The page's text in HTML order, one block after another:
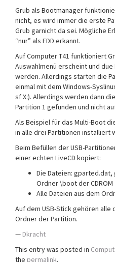
Grub als Bootmanager
nicht, es wird immer die erste
Grub garnicht da sei. Mögliche
“nur” als FDD erkannt.
Auf Computer T41 funktioniert
Auswahlmenü erscheint und
werden. Allerdings starten die
einmal mit dem Windows-
sf X:). Allerdings werden dann
Partition 1 gefunden und nicht
Als Beispiel für das Multi-Boot
in alle drei Partitionen installiert
Beim Befüllen der USB-
einer echten LiveCD kopiert:
Die Dateien:
Ordner \boot der CDROM
Alle Dateien aus dem
Auf dem USB-Stick gehören alle
Ordner der Partition.
— Dkracht
This entry was posted in
the permalink.